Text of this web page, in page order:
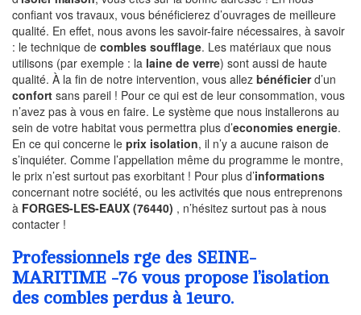
confiant vos travaux, vous bénéficierez d’ouvrages de meilleure
qualité. En effet, nous avons les savoir-faire nécessaires, à savoir
: le technique de combles soufflage. Les matériaux que nous
utilisons (par exemple : la laine de verre) sont aussi de haute
qualité. À la fin de notre intervention, vous allez bénéficierd’un
confort sans pareil ! Pour ce qui est de leur consommation, vous
n’avez pas à vous en faire. Le système que nous installerons au
sein de votre habitat vous permettra plus d’economies energie.
En ce qui concerne le prix isolation, il n’y a aucune raison de
s’inquiéter. Comme l’appellation même du programme le montre,
le prix n’est surtout pas exorbitant ! Pour plus d’informations
concernant notre société, ou les activités que nous entreprenons
à FORGES-LES-EAUX (76440) , n’hésitez surtout pas à nous
contacter !
Professionnels rge des SEINE-
MARITIME -76 vous propose l’isolation
des combles perdus à 1euro.